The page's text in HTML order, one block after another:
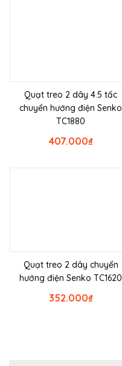
Quạt treo 2 dây 4.5 tấc
chuyển hướng điện Senko
TC1880
₫
407.000
Quạt treo 2 dây chuyển
hướng điện Senko TC1620
₫
352.000